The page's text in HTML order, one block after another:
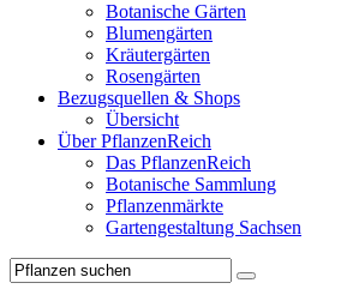
Botanische Gärten
Blumengärten
Kräutergärten
Rosengärten
Bezugsquellen & Shops
Übersicht
Über PflanzenReich
Das PflanzenReich
Botanische Sammlung
Pflanzenmärkte
Gartengestaltung Sachsen